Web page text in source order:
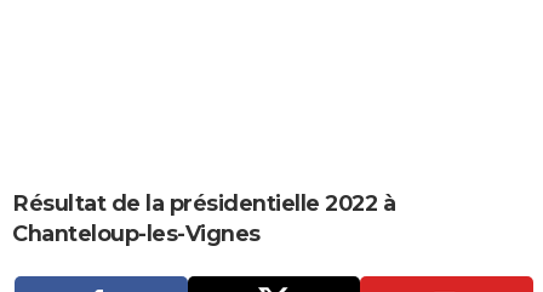
DICTIONNAIRE
PROGRAMME TV
Résultat de la présidentielle 2022 à
Chanteloup-les-Vignes